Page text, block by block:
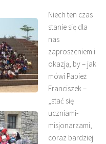
Niech ten czas
stanie się dla
nas
zaproszeniem i
okazją, by – jak
mówi Papież
Franciszek –
„stać się
uczniami-
misjonarzami,
coraz bardziej